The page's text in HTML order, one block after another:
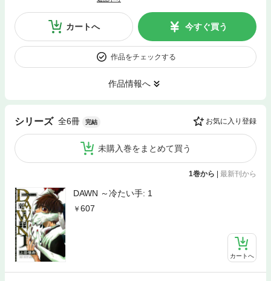
カートへ 今すぐ買う
作品をチェックする
作品情報へ
シリーズ 全6冊 完結 お気に入り登録
未購入巻をまとめて買う
1巻から 最新刊から
DAWN ～冷たい手: 1
607
カートへ